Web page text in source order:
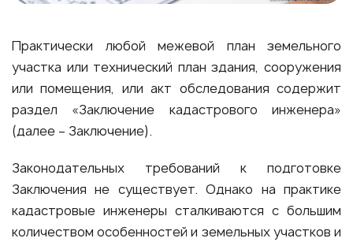
Практически любой межевой план земельного
участка или технический план здания, сооружения
или помещения, или акт обследования содержит
раздел «Заключение кадастрового инженера»
(далее – Заключение).
Законодательных требований к подготовке
Заключения не существует. Однако на практике
кадастровые инженеры сталкиваются с большим
количеством особенностей и земельных участков и